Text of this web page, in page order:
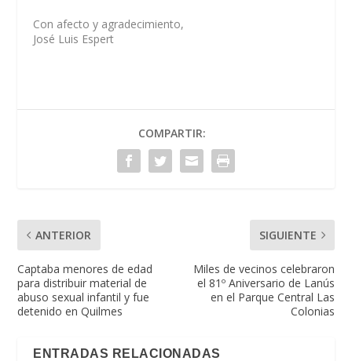
Con afecto y agradecimiento,
José Luis Espert
COMPARTIR:
ANTERIOR
Captaba menores de edad
para distribuir material de
abuso sexual infantil y fue
detenido en Quilmes
SIGUIENTE
Miles de vecinos celebraron
el 81º Aniversario de Lanús
en el Parque Central Las
Colonias
ENTRADAS RELACIONADAS